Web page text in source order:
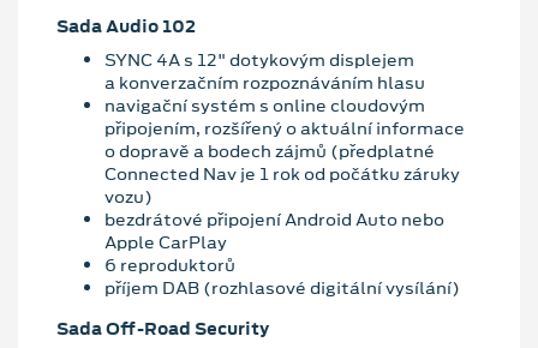
Sada Audio 102
SYNC 4A s 12" dotykovým displejem
a konverzačním rozpoznáváním hlasu
navigační systém s online cloudovým
připojením, rozšířený o aktuální informace
o dopravě a bodech zájmů (předplatné
Connected Nav je 1 rok od počátku záruky
vozu)
bezdrátové připojení Android Auto nebo
Apple CarPlay
6 reproduktorů
příjem DAB (rozhlasové digitální vysílání)
Sada Off-Road Security